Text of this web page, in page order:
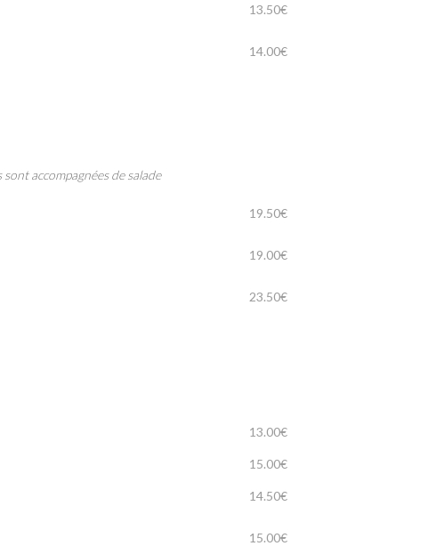
13.50€
14.00€
accompagnées de salade
19.50€
19.00€
23.50€
13.00€
15.00€
14.50€
15.00€